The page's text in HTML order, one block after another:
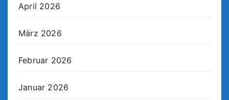
April 2026
März 2026
Februar 2026
Januar 2026